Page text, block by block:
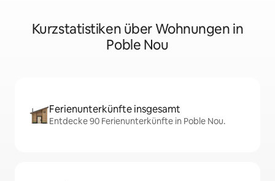
Kurzstatistiken über Wohnungen in
Poble Nou
Ferienunterkünfte insgesamt
Entdecke 90 Ferienunterkünfte in Poble Nou.